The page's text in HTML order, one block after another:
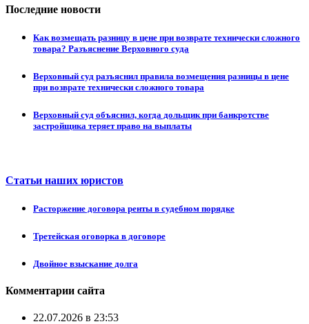
Последние новости
Как возмещать разницу в цене при возврате технически сложного
товара? Разъяснение Верховного суда
Верховный суд разъяснил правила возмещения разницы в цене
при возврате технически сложного товара
Верховный суд объяснил, когда дольщик при банкротстве
застройщика теряет право на выплаты
Статьи наших юристов
Расторжение договора ренты в судебном порядке
Третейская оговорка в договоре
Двойное взыскание долга
Комментарии сайта
22.07.2026 в 23:53